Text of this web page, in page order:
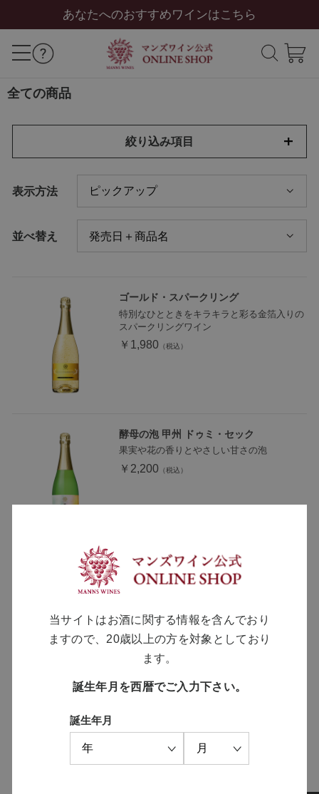
あなたへのおすすめワインはこちら
全ての商品
絞り込み項目
表示方法
並べ替え
ゴールド・スパークリング
特別なひとときをキラキラと彩る金箔入りの
スパークリングワイン
￥1,980
酵母の泡 甲州 ドゥミ・セック
果実や花の香りとやさしい甘さの泡
￥2,200
MANNS WINE
ブランドサイト
特設サイト
当サイトはお酒に関する情報を含んでおり
ますので、20歳以上の方を対象としており
ます。
誕生年月を西暦でご入力下さい。
誕生年月